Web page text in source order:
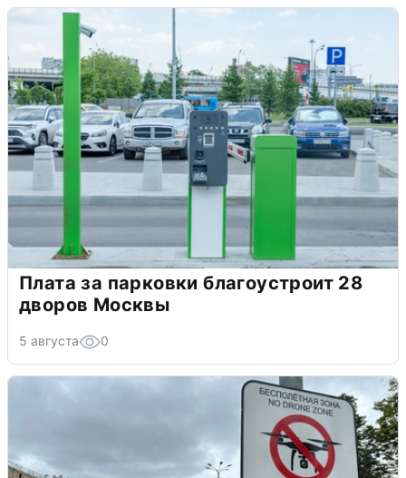
Плата за парковки благоустроит 28
дворов Москвы
5 августа 0